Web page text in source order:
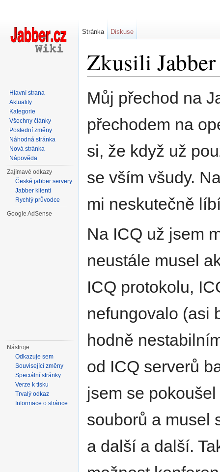
Zkusili
Můj přechod na
přechodem na
si, že když už
se vším všudy.
mi neskutečně
Na ICQ už jsem
neustále musel
ICQ protokolu,
nefungovalo (asi
hodně
od ICQ serverů
jsem se
souborů a musel
a další a další.
Stránka Diskuse
Hlavní strana
Aktuality
Kategorie
Všechny články
Poslední změny
Náhodná stránka
Nová stránka
Nápověda
Zajímavé odkazy
České jabber servery
Jabber klienti
Rychlý průvodce
Google AdSense
Nástroje
Odkazuje sem
Související změny
Speciální stránky
Verze k tisku
Trvalý odkaz
Informace o stránce